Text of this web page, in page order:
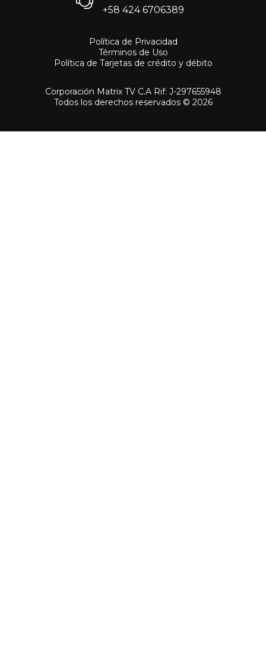
+58 424 6706389
Política de Privacidad
Términos de Uso
Política de Tarjetas de crédito y débito
Corporación Matrix TV C.A Rif: J-297655948
Todos los derechos reservados © 2026